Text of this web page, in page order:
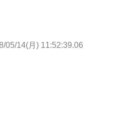
05/14(月) 11:52:39.06